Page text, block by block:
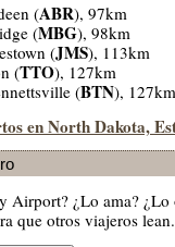
(ABR), 97km
(MBG), 98km
(JMS), 113km
(TTO), 127km
(BTN), 127km
en North Dakota,
Airport? ¿Lo ama? ¿Lo
que otros viajeros lean.